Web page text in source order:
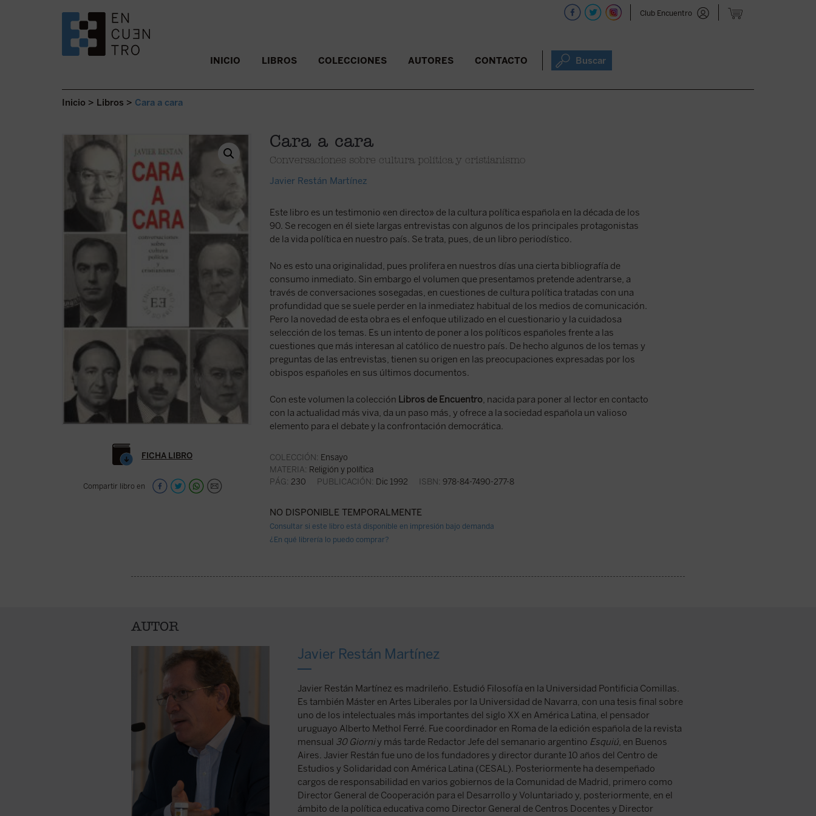
Club Encuentro
SALTAR AL CONTENIDO. INICIO LIBROS COLECCIONES AUTORES CONTACTO Buscar
Inicio > Libros > Cara a cara
FICHA LIBRO
Compartir libro en
Cara a cara
Conversaciones sobre cultura política y cristianismo
Javier Restán Martínez
Este libro es un testimonio «en directo» de la cultura política española en la década de los
90. Se recogen en él siete largas entrevistas con algunos de los principales protagonistas
de la vida política en nuestro país. Se trata, pues, de un libro periodístico.
No es esto una originalidad, pues prolifera en nuestros días una cierta bibliografía de
consumo inmediato. Sin embargo el volumen que presentamos pretende adentrarse, a
través de conversaciones sosegadas, en cuestiones de cultura política tratadas con una
profundidad que se suele perder en la inmediatez habitual de los medios de comunicación.
Pero la novedad de esta obra es el enfoque utilizado en el cuestionario y la cuidadosa
selección de los temas. Es un intento de poner a los políticos españoles frente a las
cuestiones que más interesan al católico de nuestro país. De hecho algunos de los temas y
preguntas de las entrevistas, tienen su origen en las preocupaciones expresadas por los
obispos españoles en sus últimos documentos.
Con este volumen la colección Libros de Encuentro, nacida para poner al lector en contacto
con la actualidad más viva, da un paso más, y ofrece a la sociedad española un valioso
elemento para el debate y la confrontación democrática.
COLECCIÓN: Ensayo
MATERIA: Religión y política
PÁG: 230 PUBLICACIÓN: Dic 1992 ISBN: 978-84-7490-277-8
NO DISPONIBLE TEMPORALMENTE
Consultar si este libro está disponible en impresión bajo demanda
¿En qué librería lo puedo comprar?
AUTOR
Javier Restán Martínez
Javier Restán Martínez es madrileño. Estudió Filosofía en la Universidad Pontificia Comillas.
Es también Máster en Artes Liberales por la Universidad de Navarra, con una tesis final sobre
uno de los intelectuales más importantes del siglo XX en América Latina, el pensador
uruguayo Alberto Methol Ferré. Fue coordinador en Roma de la edición española de la revista
mensual 30 Giorniy más tarde Redactor Jefe del semanario argentino Esquiú, en Buenos
Aires. Javier Restán fue uno de los fundadores y director durante 10 años del Centro de
Estudios y Solidaridad con América Latina (CESAL). Posteriormente ha desempeñado
cargos de responsabilidad en varios gobiernos de la Comunidad de Madrid, primero como
Director General de Cooperación para el Desarrollo y Voluntariado y, posteriormente, en el
ámbito de la política educativa como Director General de Centros Docentes y Director